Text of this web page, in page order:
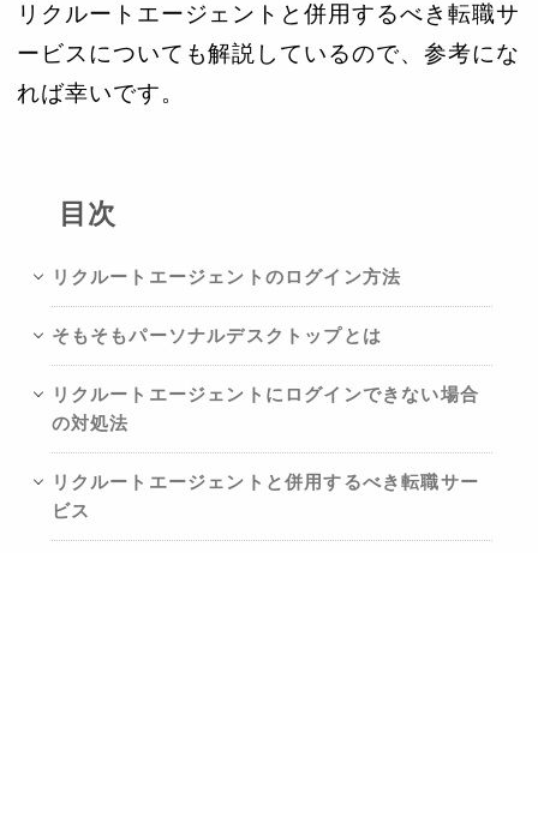
リクルートエージェントと併用するべき転職サ
ービスについても解説しているので、参考にな
れば幸いです。
目次
リクルートエージェントのログイン方法
そもそもパーソナルデスクトップとは
リクルートエージェントにログインできない場合
の対処法
リクルートエージェントと併用するべき転職サー
ビス